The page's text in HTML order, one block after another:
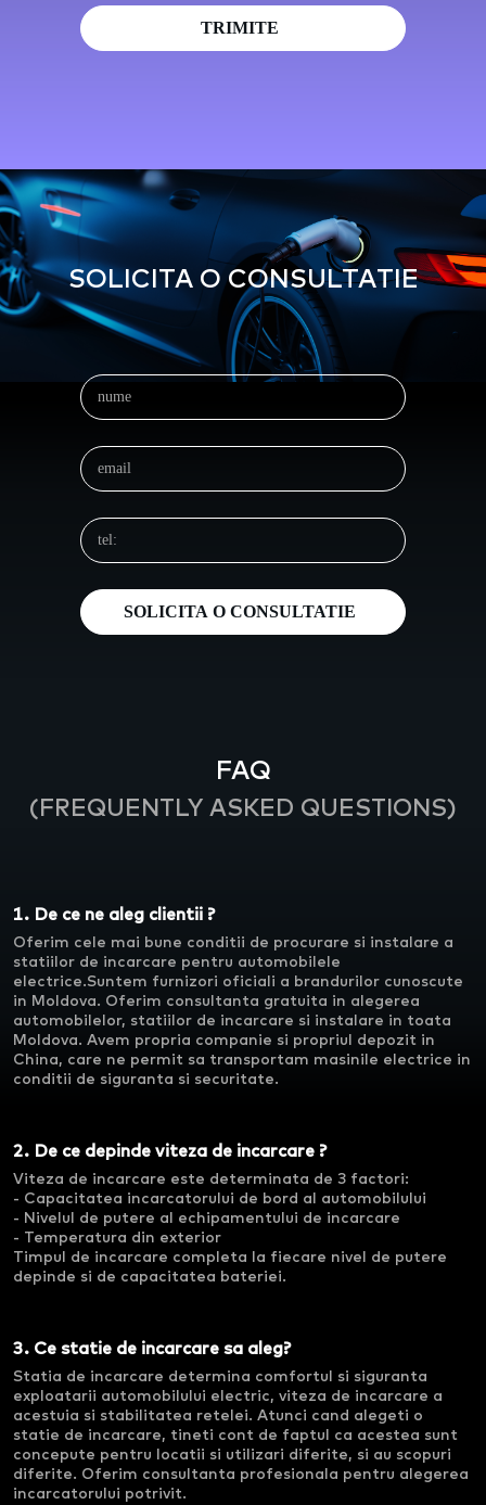
SOLICITA O CONSULTATIE
FAQ
(FREQUENTLY ASKED QUESTIONS)
1. De ce ne aleg clientii ?
Oferim cele mai bune conditii de procurare si instalare a
statiilor de incarcare pentru automobilele
electrice.Suntem furnizori oficiali a brandurilor cunoscute
in Moldova. Oferim consultanta gratuita in alegerea
automobilelor, statiilor de incarcare si instalare in toata
Moldova. Avem propria companie si propriul depozit in
China, care ne permit sa transportam masinile electrice in
conditii de siguranta si securitate.
2. De ce depinde viteza de incarcare ?
Viteza de incarcare este determinata de 3 factori:
- Capacitatea incarcatorului de bord al automobilului
- Nivelul de putere al echipamentului de incarcare
- Temperatura din exterior
Timpul de incarcare completa la fiecare nivel de putere
depinde si de capacitatea bateriei.
3. Ce statie de incarcare sa aleg?
Statia de incarcare determina comfortul si siguranta
exploatarii automobilului electric, viteza de incarcare a
acestuia si stabilitatea retelei. Atunci cand alegeti o
statie de incarcare, tineti cont de faptul ca acestea sunt
concepute pentru locatii si utilizari diferite, si au scopuri
diferite. Oferim consultanta profesionala pentru alegerea
incarcatorului potrivit.